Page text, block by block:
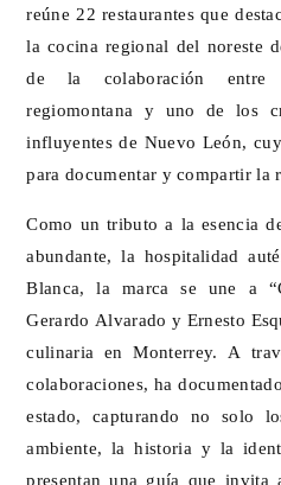
reúne 22 restaurantes que
la cocina regional del noreste
de la colaboración entre
regiomontana y uno de los
influyentes de Nuevo León,
para documentar y compartir la
Como un tributo a la esencia
abundante, la hospitalidad
Blanca, la marca se une a
Gerardo Alvarado y Ernesto
culinaria en Monterrey. A
colaboraciones, ha
estado, capturando no solo
ambiente, la historia y la
presentan una guía que invita